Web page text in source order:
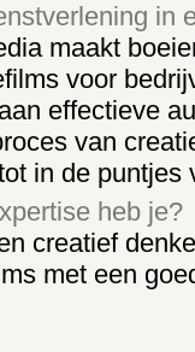
in
maakt
voor
effectieve
van
in de puntjes
heb je?
creatief
met een